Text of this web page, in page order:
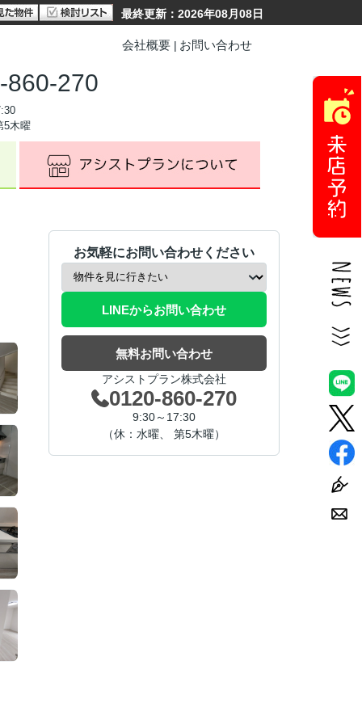
最終更新：2026年08月08日
会社概要 お問い合わせ
270
5木曜
お気軽にお問い合わせください
LINEからお問い合わせ
無料お問い合わせ
アシストプラン株式会社
0120-860-270
9:30～17:30
（休：水曜、 第5木曜）